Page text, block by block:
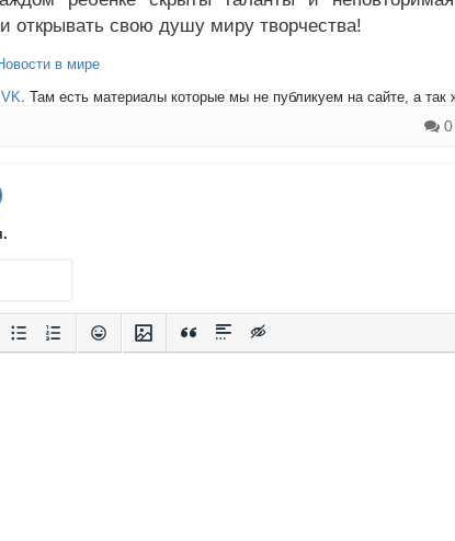
открывать свою душу миру творчества!
в мире
. Там есть материалы которые мы не публикуем на сайте, а так